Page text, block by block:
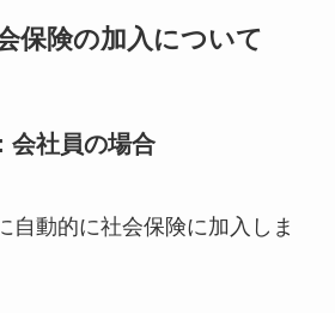
保険の加入について
： 会社員の場合
自動的に社会保険に加入しま